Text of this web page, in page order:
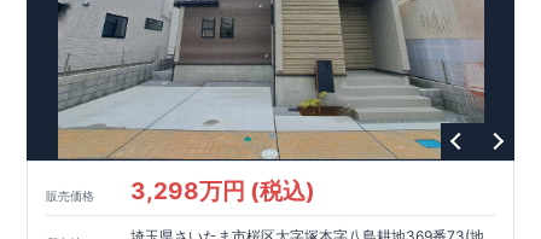
長期優良住宅 住宅ローン控除額の優遇、 固定資産税の減額期間
延長など 税制面でのメリットが受けられます。
耐震等級 ３ ＋制震ダンパー 建築基準法の1.5倍の耐震性。 地震保
険の割引（最大50％）対象です。
現地のご案内・資料請求 受付中​ ​■完成済みにつき、​実際の
建物・設備・間取りを​ 現地にてご確認いただけます。 ​
TEL
0120-44-1081
（9:30 18:30／火水曜休み）
スマートフォンで見やすい特設サイトはこちら
販売価格 3,298万円 (税込)